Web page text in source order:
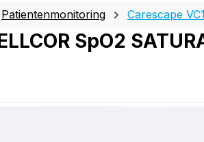
Patientenmonitoring Carescape
SpO2